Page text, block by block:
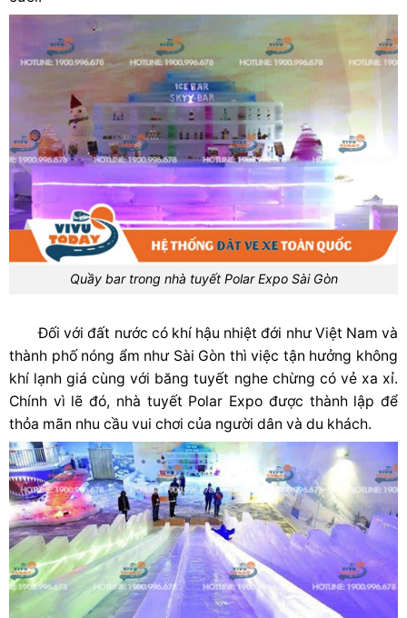
Quầy bar trong nhà tuyết Polar Expo Sài Gòn
Đối với đất nước có khí hậu nhiệt đới như Việt Nam và
thành phố nóng ẩm như Sài Gòn thì việc tận hưởng không
khí lạnh giá cùng với băng tuyết nghe chừng có vẻ xa xỉ.
Chính vì lẽ đó, nhà tuyết Polar Expo được thành lập để
thỏa mãn nhu cầu vui chơi của người dân và du khách.